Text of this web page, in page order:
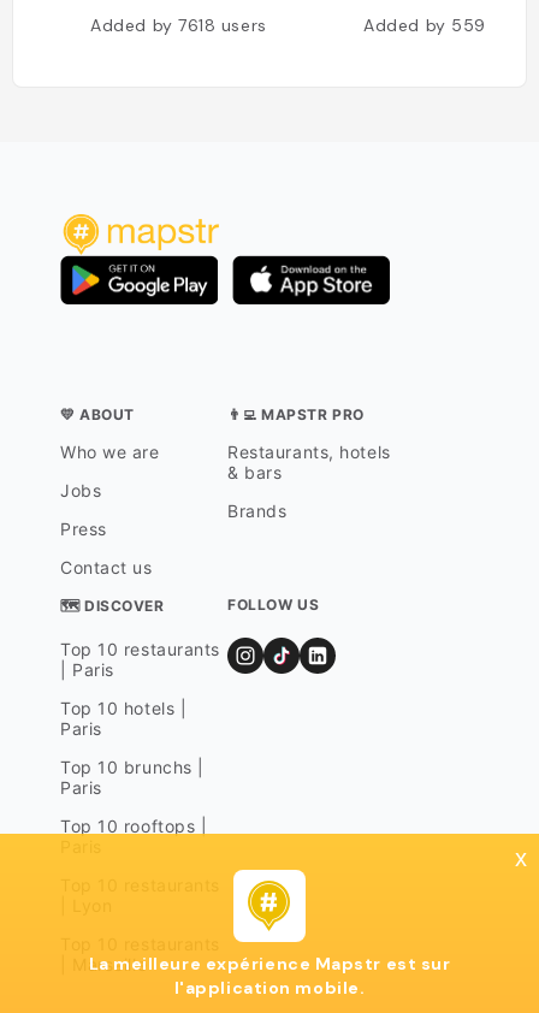
Added by7618 users Added by 5594
💛 ABOUT
Who we are
Jobs
Press
Contact us
👨‍💻 MAPSTR PRO
Restaurants, hotels
& bars
Brands
🗺 DISCOVER
Top 10 restaurants
| Paris
Top 10 hotels |
Paris
Top 10 brunchs |
Paris
Top 10 rooftops |
| Marseille
FOLLOW US
x
La meilleure expérience Mapstr est sur
l'application mobile.